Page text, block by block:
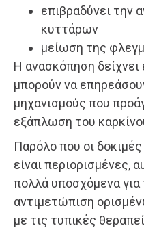
επιβραδύνει την
κυττάρων
μείωση της
Η ανασκόπηση δείχνει
μπορούν να
μηχανισμούς που
εξάπλωση του
Παρόλο που οι
είναι περιορισμένες,
πολλά υποσχόμενα για
αντιμετώπιση
με τις τυπικές